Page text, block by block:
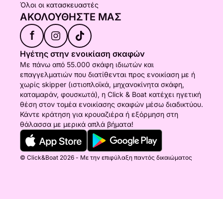
Όλοι οι κατασκευαστές
ΑΚΟΛΟΥΘΉΣΤΕ ΜΑΣ
f
Ηγέτης στην ενοικίαση σκαφών
Με πάνω από 55.000 σκάφη ιδιωτών και
επαγγελματιών που διατίθενται προς ενοικίαση με ή
χωρίς skipper (ιστιοπλοϊκά, μηχανοκίνητα σκάφη,
καταμαράν, φουσκωτά), η Click & Boat κατέχει ηγετική
θέση στον τομέα ενοικίασης σκαφών μέσω διαδικτύου.
Κάντε κράτηση για κρουαζιέρα ή εξόρμηση στη
θάλασσα με μερικά απλά βήματα!
© Click&Boat 2026 - Με την επιφύλαξη παντός δικαιώματος